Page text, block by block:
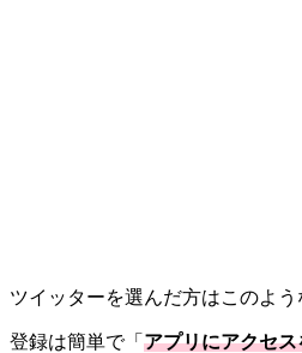
ツイッターを選んだ方はこのよう
登録は簡単で「 アプリにアクセス